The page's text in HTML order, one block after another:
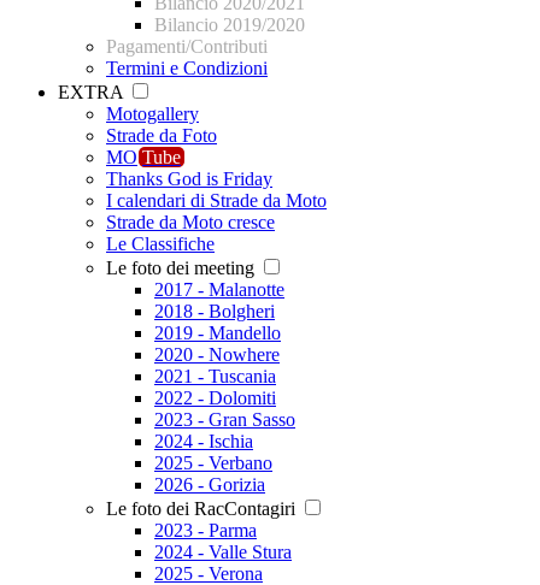
Bilancio 2019/2020
Pagamenti/Contributi
Termini e Condizioni
EXTRA
Motogallery
Strade da Foto
MO Tube
Thanks God is Friday
I calendari di Strade da Moto
Strade da Moto cresce
Le Classifiche
Le foto dei meeting
2017 - Malanotte
2018 - Bolgheri
2019 - Mandello
2020 - Nowhere
2021 - Tuscania
2022 - Dolomiti
2023 - Gran Sasso
2024 - Ischia
2025 - Verbano
2026 - Gorizia
Le foto dei RacContagiri
2023 - Parma
2024 - Valle Stura
2025 - Verona